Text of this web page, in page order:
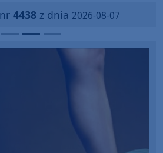
4438z dnia 2026-08-07